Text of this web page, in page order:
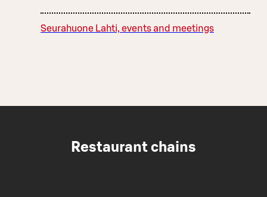
Seurahuone Lahti, events and meetings
Restaurant chains